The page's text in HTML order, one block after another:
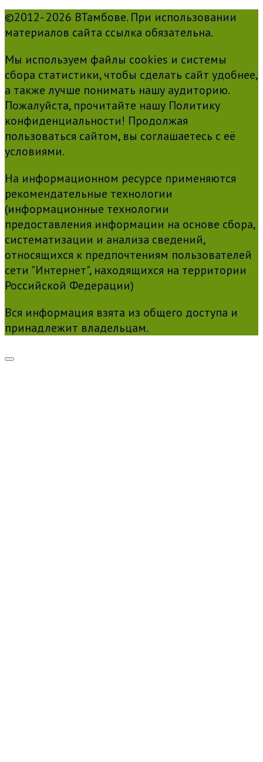
©2012- 2026 ВТамбове. При использовании
материалов сайта ссылка обязательна.
Мы используем файлы cookies и системы
сбора статистики, чтобы сделать сайт удобнее,
а также лучше понимать нашу аудиторию.
Пожалуйста, прочитайте нашу Политику
конфиденциальности! Продолжая
пользоваться сайтом, вы соглашаетесь с её
условиями.
На информационном ресурсе применяются
рекомендательные технологии
(информационные технологии
предоставления информации на основе сбора,
систематизации и анализа сведений,
относящихся к предпочтениям пользователей
сети "Интернет", находящихся на территории
Российской Федерации)
Вся информация взята из общего доступа и
принадлежит владельцам.